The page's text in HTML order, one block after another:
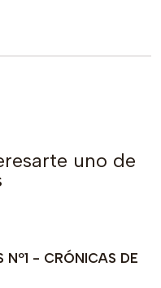
uno de
- CRÓNICAS DE